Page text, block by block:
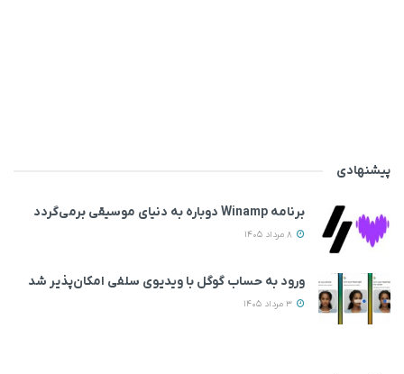
پیشنهادی
برنامه Winamp دوباره به دنیای موسیقی برمی‌گردد
ورود به حساب گوگل با ویدیوی سلفی امکان‌پذیر شد